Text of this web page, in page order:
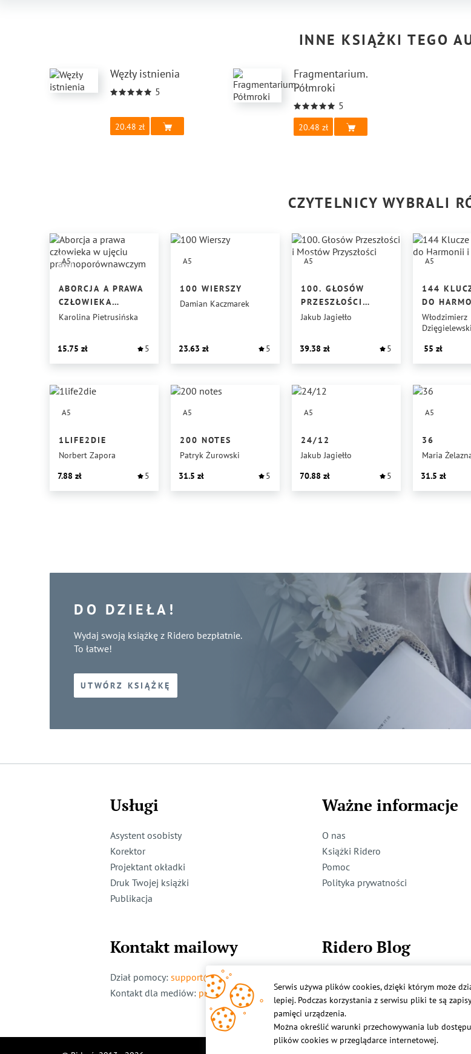
INNE KSIĄŻKI TEGO
Węzły istnienia
5
20.48
Fragmentarium.
Półmroki
5
20.48
CZYTELNICY WYBRALI
A5
ABORCJA A PRAWA
CZŁOWIEKA
W UJĘCIU
Karolina Pietrusińska
15.75 5
A5
100 WIERSZY
Damian Kaczmarek
23.63 5
A5
100. GŁOSÓW
PRZESZŁOŚCI
I MOSTÓW
Jakub Jagiełło
39.38 5
A5
144
DO
I
Włodzimierz
Dzięgielewski
55
A5
1LIFE2DIE
Norbert Zapora
7.88
5
A5
200 NOTES
Patryk Żurowski
31.5
5
A5
24/12
Jakub Jagiełło
70.88
5
A5
36
Maria
31.5
DO DZIEŁA!
Wydaj swoją książkę z Ridero bezpłatnie.
To łatwe!
UTWÓRZ KSIĄŻKĘ
Usługi
Asystent osobisty
Korektor
Projektant okładki
Druk Twojej książki
Publikacja
Ważne informacje
O nas
Książki Ridero
Pomoc
Polityka prywatności
Kontakt mailowy
Dział pomocy: support@ridero.pl
Kontakt dla mediów: pr@ridero.pl
Ridero Blog
Więcej
Serwis używa plików cookies, dzięki którym może
lepiej. Podczas korzystania z serwisu pliki te są
pamięci urządzenia.
Można określić warunki przechowywania lub
plików cookies w przeglądarce internetowej.